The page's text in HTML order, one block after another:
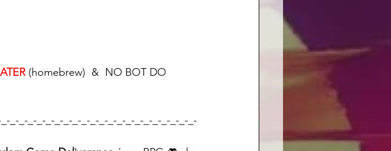
(homebrew)  &  NO BOT DO
_-_-_-_-_-_-_-_-_-_-_-_-_-_-_-_-_-_-_-_-_-